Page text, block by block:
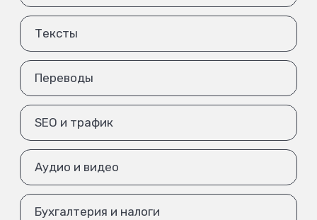
Тексты
Переводы
SEO и трафик
Аудио и видео
Бухгалтерия и налоги